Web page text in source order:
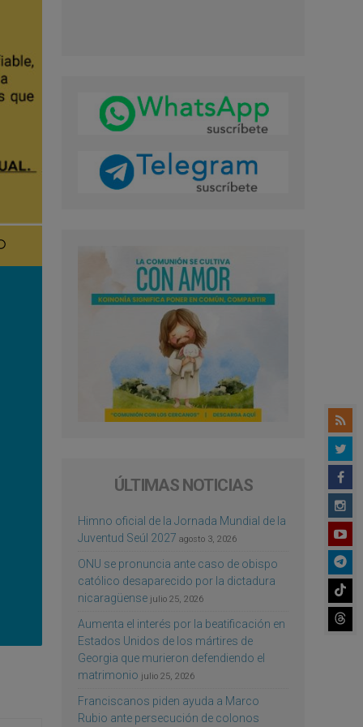
ÚLTIMAS NOTICIAS
Himno oficial de la Jornada Mundial de la
Juventud Seúl 2027 agosto 3, 2026
ONU se pronuncia ante caso de obispo
católico desaparecido por la dictadura
nicaragüense julio 25, 2026
Aumenta el interés por la beatificación en
Estados Unidos de los mártires de
Georgia que murieron defendiendo el
matrimonio julio 25, 2026
Franciscanos piden ayuda a Marco
Rubio ante persecución de colonos